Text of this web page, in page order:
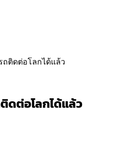
ถติดต่อโลกได้แล้ว
ดต่อโลกได้แล้ว